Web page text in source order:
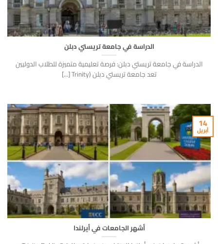
الدراسة في جامعة تريستي دبلن
الدراسة في جامعة تريستي دبلن: فرصة تعليمية متميزة للطلاب الدوليين
تعد جامعة تريستي دبلن (Trinity [...]
أشهر الجامعات في أيرلندا
14
أبريل